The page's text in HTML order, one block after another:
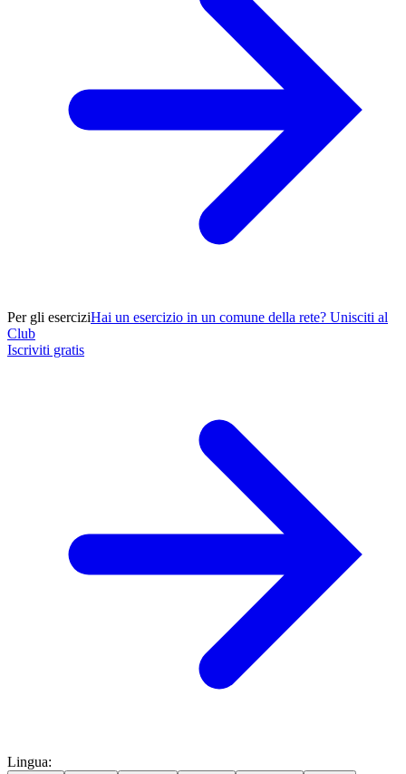
Per gli eserciziHai un esercizio in un comune della rete? Unisciti al
Club
Iscriviti gratis
Lingua: